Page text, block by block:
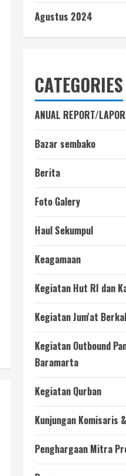
Agustus 2024
CATEGORIES
ANUAL REPORT/
Bazar sembako
Berita
Foto Galery
Haul Sekumpul
Keagamaan
Kegiatan Hut RI dan
Kegiatan Jum'at
Kegiatan Outbound
Baramarta
Kegiatan Qurban
Kunjungan Komisaris
Penghargaan Mitra